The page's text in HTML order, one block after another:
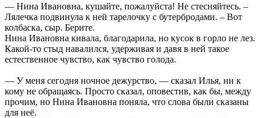
— Нина Ивановна, кушайте, пожалуйста! Не стесняйтесь. –
Лялечка подвинула к ней тарелочку с бутербродами. – Вот
колбаска, сыр. Берите.
Нина Ивановна кивала, благодарила, но кусок в горло не лез.
Какой-то стыд навалился, удерживая и давя в ней такое
естественное чувство, как чувство голода.
— У меня сегодня ночное дежурство, — сказал Илья, ни к
кому не обращаясь. Просто сказал, оповестив, как бы, между
прочим, но Нина Ивановна поняла, что слова были сказаны
для неё.